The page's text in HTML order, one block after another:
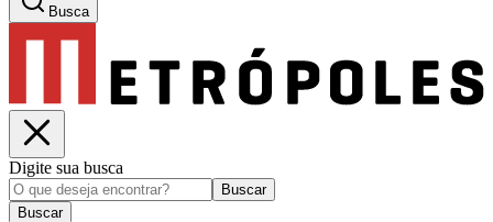
Busca
Digite sua busca
Buscar
Buscar